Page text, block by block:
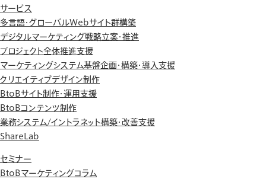
サービス
多言語・グローバルWebサイト群構築
デジタルマーケティング戦略立案・推進
プロジェクト全体推進支援
マーケティングシステム基盤企画・構築・導入支援
クリエイティブデザイン制作
BtoBサイト制作・運用支援
BtoBコンテンツ制作
業務システム/イントラネット構築・改善支援
ShareLab
セミナー
BtoBマーケティングコラム